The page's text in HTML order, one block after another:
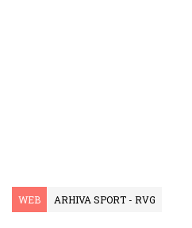
WEB ARHIVA SPORT - RVG